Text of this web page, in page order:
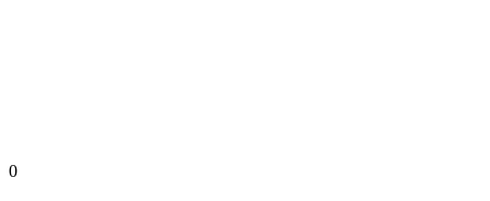
0